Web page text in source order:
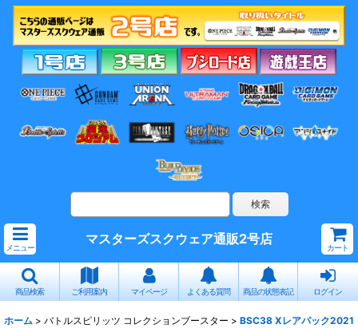
メニュー
マスターズスクウェア通販2号店
カート
商品検索 ご利用案内 マイページ よくある質問 商品の状態表記 ログイン
ホーム > バトルスピリッツ コレクションブースター > BSC38 Xレアパック2021